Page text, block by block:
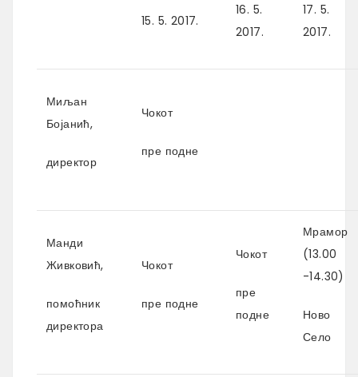
15. 5. 2017.
16. 5.
2017.
17. 5.
2017.
Миљан
Бојанић,
директор
Чокот
пре подне
Манди
Живковић,
помоћник
директора
Чокот
пре подне
Чокот
пре
подне
Мрамор
(13.00
-14.30)
Ново
Село